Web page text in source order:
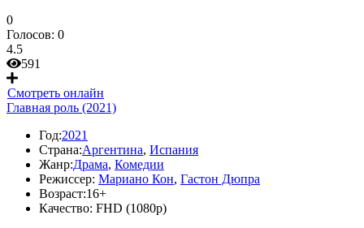
0
Голосов: 0
4.5
591
Смотреть онлайн
Главная роль (2021)
Год:2021
Страна:Аргентина, Испания
Жанр:Драма, Комедии
Режиссер: Мариано Кон, Гастон Дюпра
Возраст:16+
Качество: FHD (1080p)